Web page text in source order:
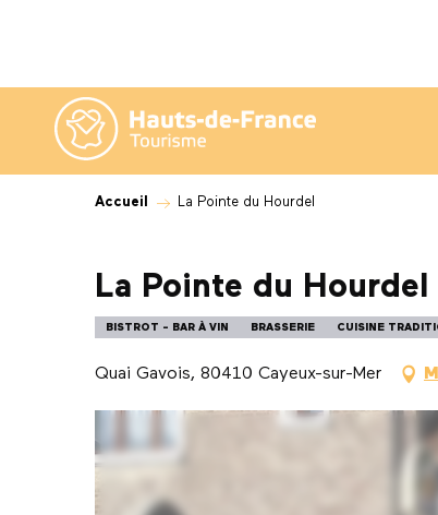
contenu
principal
Accueil La Pointe du Hourdel
La Pointe du Hourdel
BISTROT - BAR À VIN BRASSERIE CUISINE
Quai Gavois, 80410 Cayeux-sur-Mer